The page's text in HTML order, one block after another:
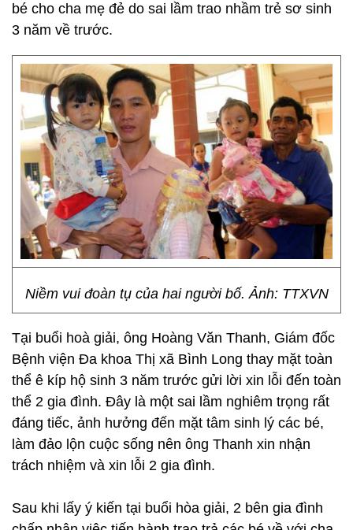
bé cho cha mẹ đẻ do sai lầm trao nhầm trẻ sơ sinh
3 năm về trước.
Niềm vui đoàn tụ của hai người bố. Ảnh: TTXVN
Tại buổi hoà giải, ông Hoàng Văn Thanh, Giám đốc
Bệnh viện Đa khoa Thị xã Bình Long thay mặt toàn
thể ê kíp hộ sinh 3 năm trước gửi lời xin lỗi đến toàn
thể 2 gia đình. Đây là một sai lầm nghiêm trọng rất
đáng tiếc, ảnh hưởng đến mặt tâm sinh lý các bé,
làm đảo lộn cuộc sống nên ông Thanh xin nhận
trách nhiệm và xin lỗi 2 gia đình.
Sau khi lấy ý kiến tại buổi hòa giải, 2 bên gia đình